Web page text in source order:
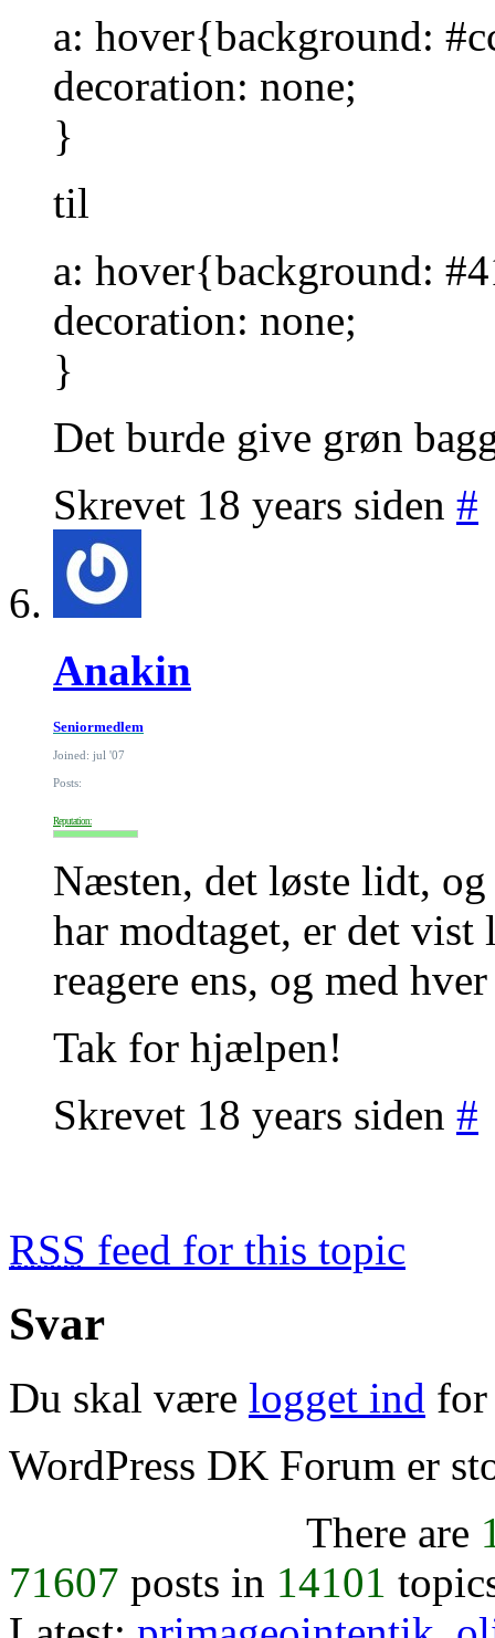
a: hover{background:
decoration: none;
}
til
a: hover{background:
decoration: none;
}
Det burde give grøn
Skrevet 18 years siden #
Anakin
Seniormedlem
Joined: jul '07
Posts:
Reputation:
Næsten, det løste lidt,
har modtaget, er det
reagere ens, og med
Tak for hjælpen!
Skrevet 18 years siden #
RSS feed for this topic
Svar
Du skal være logget ind for
WordPress DK Forum er
There are
71607 posts in 14101